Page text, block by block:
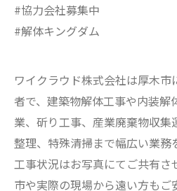
#協力会社募集中
#解体キングダム
ワイクラウド株式会社は厚木
者で、建築物解体工事や内装解
業、斫り工事、産業廃棄物収
整理、特殊清掃まで幅広い業務
工事状況はお写真にてご共有さ
市や実際の現場から遠い方も